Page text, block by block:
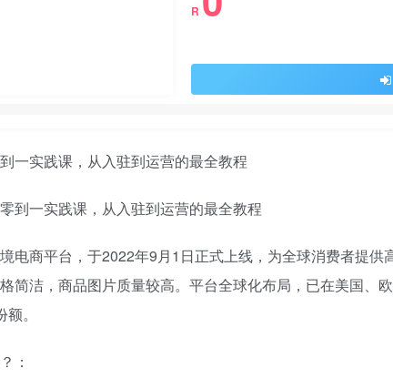
R
一实践课，从入驻到运营的最全教程
电商平台，于2022年9月1日正式上线，为全球消费者提供
简洁，商品图片质量较高。平台全球化布局，已在美国、
。
：